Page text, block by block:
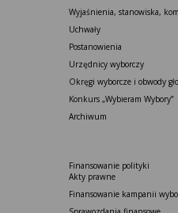
Wyjaśnienia, stanowiska,
Uchwały
Postanowienia
Urzędnicy wyborczy
Okręgi wyborcze i obwody
Konkurs „Wybieram Wybory”
Archiwum
Finansowanie polityki
Akty prawne
Finansowanie kampanii